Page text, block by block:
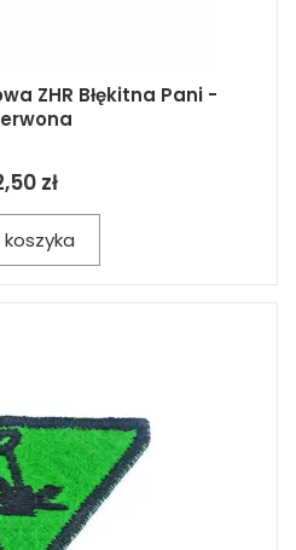
ZHR Błękitna Pani -
zł
koszyka